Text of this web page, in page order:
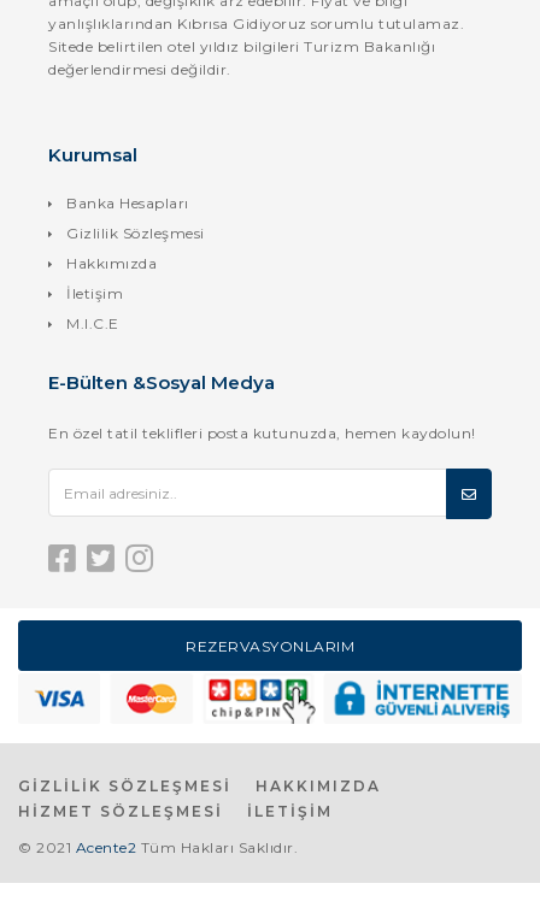
yanlışlıklarından Kıbrısa Gidiyoruz sorumlu tutulamaz.
Sitede belirtilen otel yıldız bilgileri Turizm Bakanlığı
değerlendirmesi değildir.
Kurumsal
Banka Hesapları
Gizlilik Sözleşmesi
Hakkımızda
İletişim
M.I.C.E
E-Bülten &Sosyal Medya
En özel tatil teklifleri posta kutunuzda, hemen kaydolun!
REZERVASYONLARIM
GİZLİLİK SÖZLEŞMESİ
HAKKIMIZDA
HİZMET SÖZLEŞMESİ
İLETİŞİM
© 2021 Acente2 Tüm Hakları Saklıdır.